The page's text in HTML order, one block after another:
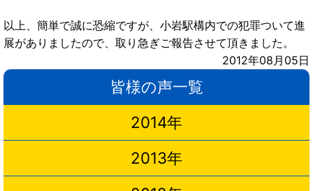
以上、簡単で誠に恐縮ですが、小岩駅構内での犯罪ついて進
展がありましたので、取り急ぎご報告させて頂きました。
2012年08月05日
皆様の声一覧
2014年
2013年